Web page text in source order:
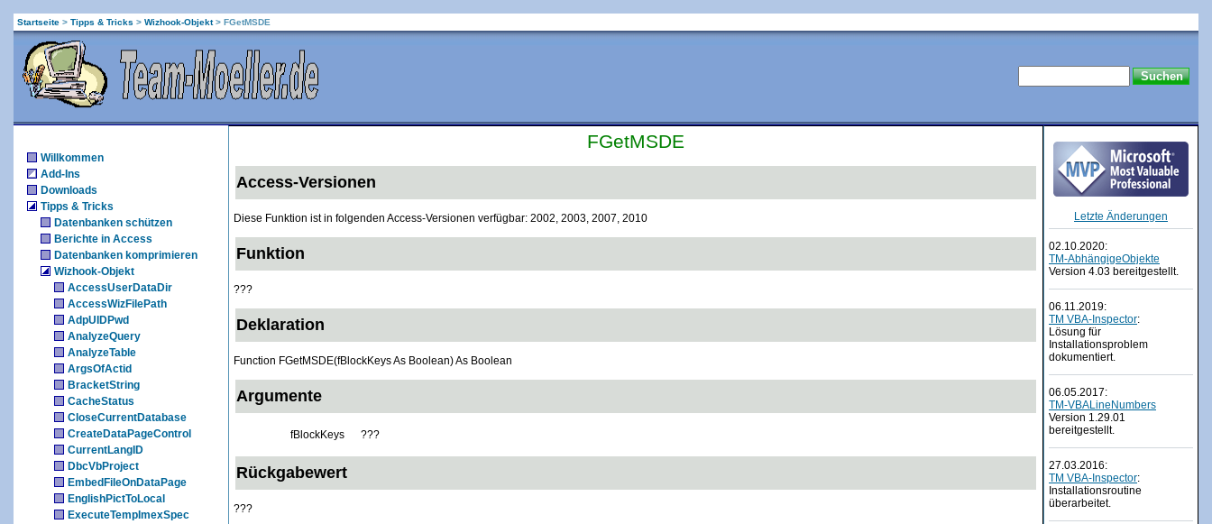
Startseite > Tipps & Tricks > Wizhook-Objekt> FGetMSDE
Willkommen
Add-Ins
Downloads
Tipps & Tricks
Datenbanken schützen
Berichte in Access
Datenbanken komprimieren
Wizhook-Objekt
AccessUserDataDir
AccessWizFilePath
AdpUIDPwd
AnalyzeQuery
AnalyzeTable
ArgsOfActid
BracketString
CacheStatus
CloseCurrentDatabase
CreateDataPageControl
CurrentLangID
DbcVbProject
EmbedFileOnDataPage
EnglishPictToLocal
ExecuteTempImexSpec
FGetMSDE
Access-Versionen
Diese Funktion ist in folgenden Access-Versionen verfügbar: 2002, 2003, 2007, 2010
Funktion
???
Deklaration
Function FGetMSDE(fBlockKeys As Boolean) As Boolean
Argumente
fBlockKeys ???
Rückgabewert
???
Letzte Änderungen
02.10.2020:
TM-AbhängigeObjekte
Version 4.03 bereitgestellt.
06.11.2019:
TM VBA-Inspector:
Lösung für
Installationsproblem
dokumentiert.
06.05.2017:
TM-VBALineNumbers
Version 1.29.01
bereitgestellt.
27.03.2016:
TM VBA-Inspector:
Installationsroutine
überarbeitet.